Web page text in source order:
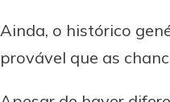
Ainda, o histórico
provável que as